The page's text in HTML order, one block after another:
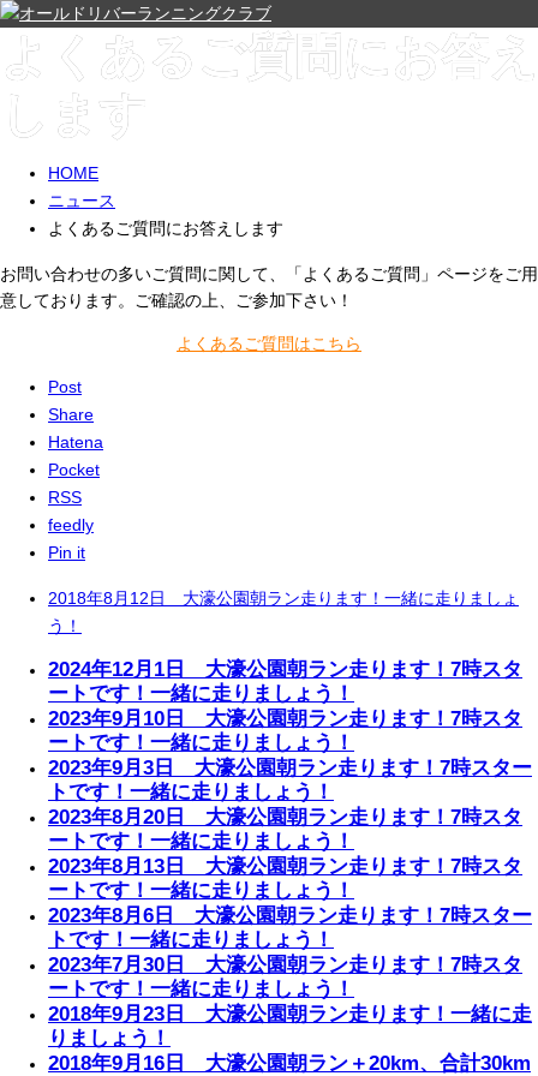
よくあるご質問にお答え
します
HOME
ニュース
よくあるご質問にお答えします
お問い合わせの多いご質問に関して、「よくあるご質問」ページをご用
意しております。ご確認の上、ご参加下さい！
よくあるご質問はこちら
Post
Share
Hatena
Pocket
RSS
feedly
Pin it
2018年8月12日 大濠公園朝ラン走ります！一緒に走りましょ
う！
2024年12月1日 大濠公園朝ラン走ります！7時スタ
ートです！一緒に走りましょう！
2023年9月10日 大濠公園朝ラン走ります！7時スタ
ートです！一緒に走りましょう！
2023年9月3日 大濠公園朝ラン走ります！7時スター
トです！一緒に走りましょう！
2023年8月20日 大濠公園朝ラン走ります！7時スタ
ートです！一緒に走りましょう！
2023年8月13日 大濠公園朝ラン走ります！7時スタ
ートです！一緒に走りましょう！
2023年8月6日 大濠公園朝ラン走ります！7時スター
トです！一緒に走りましょう！
2023年7月30日 大濠公園朝ラン走ります！7時スタ
ートです！一緒に走りましょう！
2018年9月23日 大濠公園朝ラン走ります！一緒に走
りましょう！
2018年9月16日 大濠公園朝ラン＋20km、合計30km